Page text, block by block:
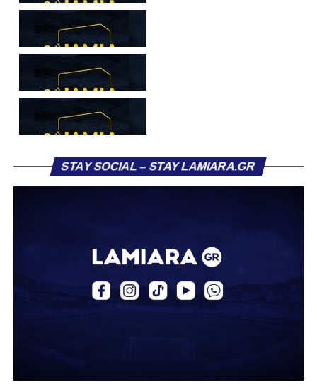
4/ Α. Όζμπολτ 7,03%
5/ Μ. Αλφαρέλα 4,59%
6/ Μ. Κόμπα 1,89%
STAY SOCIAL – STAY LAMIARA.GR